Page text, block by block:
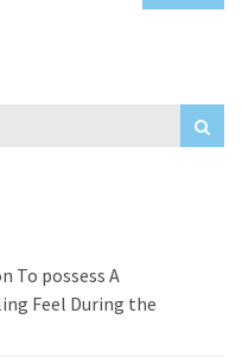
To possess A
Feel During the